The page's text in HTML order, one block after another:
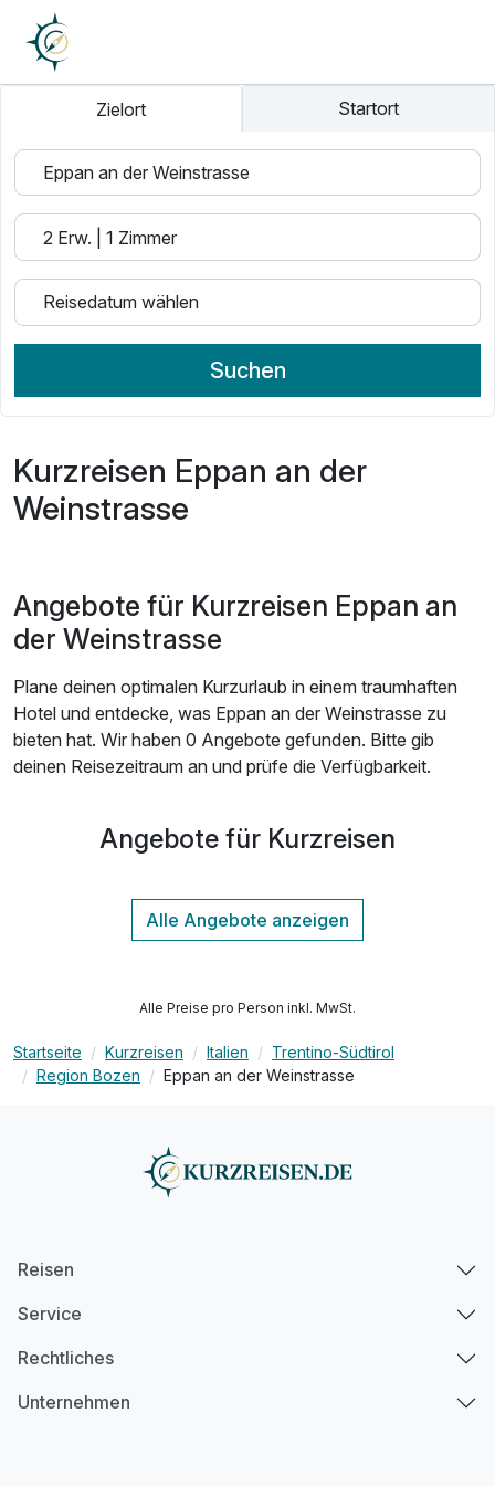
Zielort Startort
Suchen
Kurzreisen Eppan an der
Weinstrasse
Angebote für Kurzreisen Eppan an
der Weinstrasse
Plane deinen optimalen Kurzurlaub in einem traumhaften
Hotel und entdecke, was Eppan an der Weinstrasse zu
bieten hat. Wir haben 0 Angebote gefunden. Bitte gib
deinen Reisezeitraum an und prüfe die Verfügbarkeit.
Angebote für Kurzreisen
Alle Preise pro Person inkl. MwSt.
Startseite Kurzreisen Italien
Trentino-Südtirol
Region Bozen
Eppan an der Weinstrasse
Reisen
Service
Rechtliches
Unternehmen